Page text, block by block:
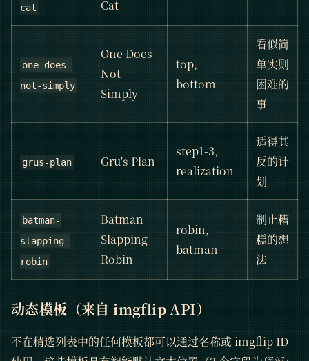
cat Cat
one-does-
not-simply
One Does
Not
Simply
top,
bottom
看似简
单实则
困难的
事
grus-plan Gru's Plan
step1-3,
realization
适得其
反的计
划
batman-
slapping-
robin
Batman
Slapping
Robin
robin,
batman
制止糟
糕的想
法
动态模板（来自 imgflip API）
不在精选列表中的任何模板都可以通过名称或 imgflip ID